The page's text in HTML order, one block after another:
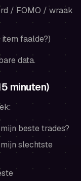
/ FOMO / wraak
faalde?)
data.
minuten)
beste trades?
slechtste